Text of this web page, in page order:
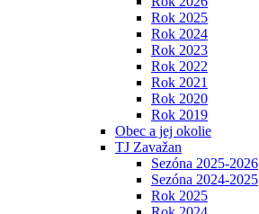
Rok 2025
Rok 2024
Rok 2023
Rok 2022
Rok 2021
Rok 2020
Rok 2019
Obec a jej okolie
TJ Zavažan
Sezóna 2025-2026
Sezóna 2024-2025
Rok 2025